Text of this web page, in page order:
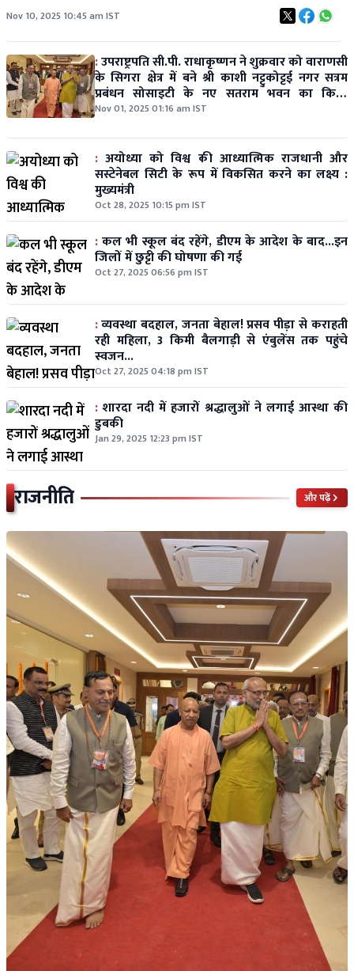
Nov 10, 2025 10:45 am IST
:उपराष्ट्रपति सी.पी. राधाकृष्णन ने शुक्रवार को वाराणसी
के सिगरा क्षेत्र में बने श्री काशी नट्टुकोट्टई नगर सत्रम
प्रबंधन सोसाइटी के नए सतराम भवन का किया
उद्घाटन
Nov 01, 2025 01:16 am IST
: अयोध्या को विश्व की आध्यात्मिक राजधानी और
सस्टेनेबल सिटी के रूप में विकसित करने का लक्ष्य :
मुख्यमंत्री
Oct 28, 2025 10:15 pm IST
:कल भी स्कूल बंद रहेंगे, डीएम के आदेश के बाद...इन
जिलों में छुट्टी की घोषणा की गई
Oct 27, 2025 06:56 pm IST
:व्यवस्था बदहाल, जनता बेहाल! प्रसव पीड़ा से कराहती
रही महिला, 3 किमी बैलगाड़ी से एंबुलेंस तक पहुंचे
स्वजन...
Oct 27, 2025 04:18 pm IST
: शारदा नदी में हजारों श्रद्धालुओं ने लगाई आस्था की
डुबकी
Jan 29, 2025 12:23 pm IST
राजनीति और पढ़ें